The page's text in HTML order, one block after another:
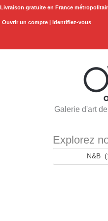
Aller
Livraison gratuite en France
Ouvrir un compte | Identifiez-vous
Galerie d'art
Explorez
N&B